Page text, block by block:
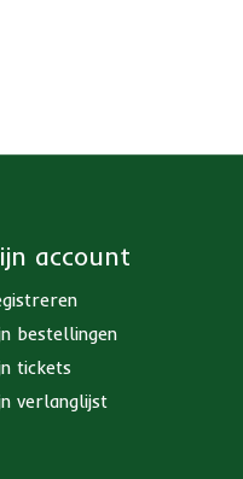
account
bestellingen
tickets
verlanglijst